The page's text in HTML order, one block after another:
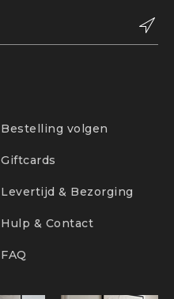
Bestelling volgen
Giftcards
Levertijd & Bezorging
Hulp & Contact
FAQ